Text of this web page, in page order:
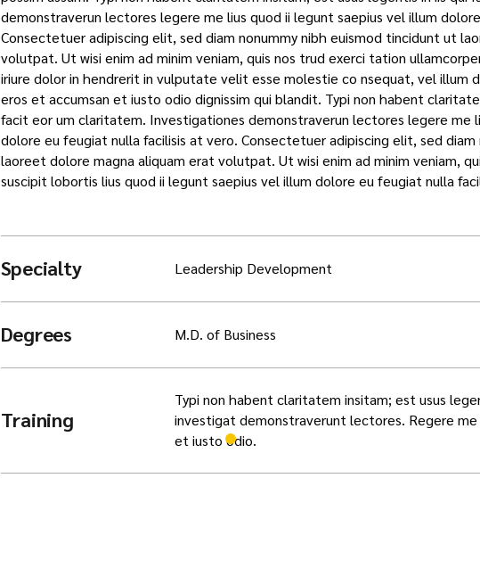
demonstraverun lectores legere me lius quod ii legunt saepius vel illum
Consectetuer adipiscing elit, sed diam nonummy nibh euismod tincidunt ut
volutpat. Ut wisi enim ad minim veniam, quis nos trud exerci tation
iriure dolor in hendrerit in vulputate velit esse molestie co nsequat, vel illum
eros et accumsan et iusto odio dignissim qui blandit. Typi non habent
facit eor um claritatem. Investigationes demonstraverun lectores legere me
dolore eu feugiat nulla facilisis at vero. Consectetuer adipiscing elit, sed
laoreet dolore magna aliquam erat volutpat. Ut wisi enim ad minim veniam,
suscipit lobortis lius quod ii legunt saepius vel illum dolore eu feugiat nulla
Specialty Leadership Development
Degrees M.D. of Business
Training
Typi non habent claritatem insitam; est usus
investigat demonstraverunt lectores. Regere
et iusto odio.